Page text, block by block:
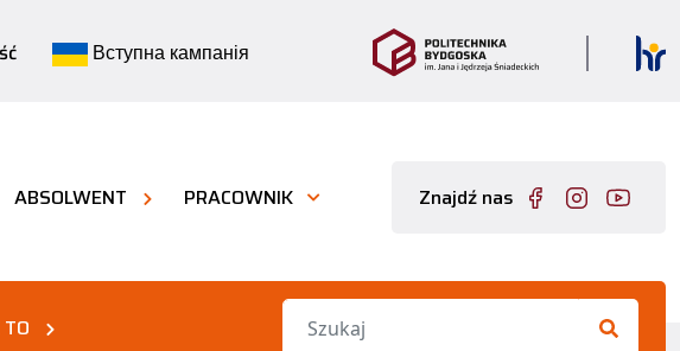
Вступна кампанія
ABSOLWENT PRACOWNIK Znajdź nas